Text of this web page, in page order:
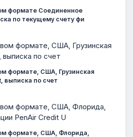
формате Соединенное
по текущему счету фи
формате, США, Грузинская
выписка по счет
формате, США, Флорида,